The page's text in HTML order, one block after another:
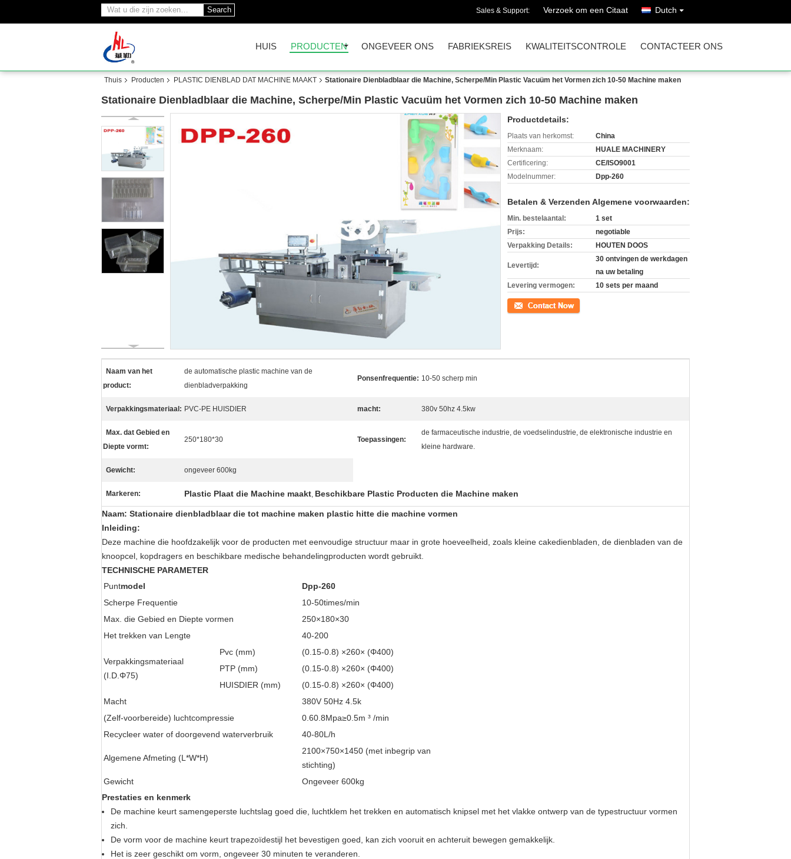
Search Sales & Support: Verzoek om een Citaat Dutch
HUIS PRODUCTEN ONGEVEER ONS FABRIEKSREIS KWALITEITSCONTROLE CONTACTEER ONS
Thuis Producten PLASTIC DIENBLAD DAT MACHINE MAAKT Stationaire Dienbladblaar die Machine, Scherpe/Min Plastic Vacuüm het Vormen zich 10-50 Machine maken
Stationaire Dienbladblaar die Machine, Scherpe/Min Plastic Vacuüm het Vormen zich 10-50 Machine maken
Productdetails:
Plaats van herkomst:
China
Merknaam:
HUALE MACHINERY
Certificering:
CE/ISO9001
Modelnummer:
Dpp-260
Betalen & Verzenden Algemene voorwaarden:
Min. bestelaantal:
1 set
Prijs:
negotiable
Verpakking Details:
HOUTEN DOOS
Levertijd:
30 ontvingen de werkdagen
na uw betaling
Levering vermogen:
10 sets per maand
Contact
Naam van het
product:
de automatische plastic machine van de
dienbladverpakking
Ponsenfrequentie: 10-50 scherp min
Verpakkingsmateriaal: PVC-PE HUISDIER macht: 380v 50hz 4.5kw
Max. dat Gebied en
Diepte vormt:
250*180*30 Toepassingen:
de farmaceutische industrie, de voedselindustrie, de elektronische industrie en
kleine hardware.
Gewicht: ongeveer 600kg
Markeren: Plastic Plaat die Machine maakt, Beschikbare Plastic Producten die Machine maken
Naam: Stationaire dienbladblaar die tot machine maken plastic hitte die machine vormen
Inleiding:
Deze machine die hoofdzakelijk voor de producten met eenvoudige structuur maar in grote hoeveelheid, zoals kleine cakedienbladen, de dienbladen van de
knoopcel, kopdragers en beschikbare medische behandelingproducten wordt gebruikt.
TECHNISCHE PARAMETER
Puntmodel
Dpp-260
Scherpe Frequentie
10-50times/min
Max. die Gebied en Diepte vormen
250×180×30
Het trekken van Lengte
40-200
Verpakkingsmateriaal
(I.D.Φ75)
Pvc (mm)
(0.15-0.8) ×260× (Φ400)
PTP (mm)
(0.15-0.8) ×260× (Φ400)
HUISDIER (mm)
(0.15-0.8) ×260× (Φ400)
Macht
380V 50Hz 4.5k
(Zelf-voorbereide) luchtcompressie
0.60.8Mpa≥0.5m ³ /min
Recycleer water of doorgevend waterverbruik
40-80L/h
Algemene Afmeting (L*W*H)
2100×750×1450 (met inbegrip van
stichting)
Gewicht
Ongeveer 600kg
Prestaties en kenmerk
De machine keurt samengeperste luchtslag goed die, luchtklem het trekken en automatisch knipsel met het vlakke ontwerp van de typestructuur vormen
zich.
De vorm voor de machine keurt trapezoïdestijl het bevestigen goed, kan zich vooruit en achteruit bewegen gemakkelijk.
Het is zeer geschikt om vorm, ongeveer 30 minuten te veranderen.